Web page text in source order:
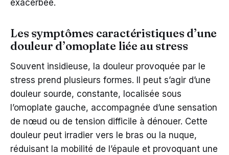
exacerbée.
Les symptômes caractéristiques d’une
douleur d’omoplate liée au stress
Souvent insidieuse, la douleur provoquée par le
stress prend plusieurs formes. Il peut s’agir d’une
douleur sourde, constante, localisée sous
l’omoplate gauche, accompagnée d’une sensation
de nœud ou de tension difficile à dénouer. Cette
douleur peut irradier vers le bras ou la nuque,
réduisant la mobilité de l’épaule et provoquant une